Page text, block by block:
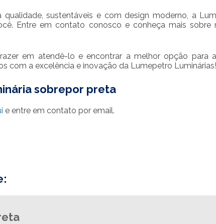
sustentáveis e com design moderno, a
Entre em contato conosco e conheça mais sobre
em atendê-lo e encontrar a melhor opção para
com a excelência e inovação da Lumepetro Luminárias!
sobrepor preta
e entre em contato por email.